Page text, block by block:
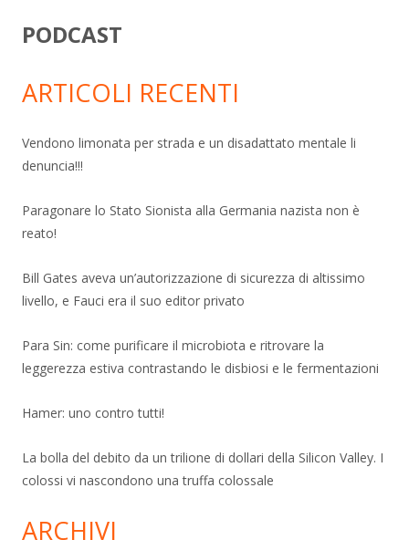
PODCAST
ARTICOLI RECENTI
Vendono limonata per strada e un disadattato mentale li
denuncia!!!
Paragonare lo Stato Sionista alla Germania nazista non è
reato!
Bill Gates aveva un’autorizzazione di sicurezza di altissimo
livello, e Fauci era il suo editor privato
Para Sin: come purificare il microbiota e ritrovare la
leggerezza estiva contrastando le disbiosi e le fermentazioni
Hamer: uno contro tutti!
La bolla del debito da un trilione di dollari della Silicon Valley. I
colossi vi nascondono una truffa colossale
ARCHIVI